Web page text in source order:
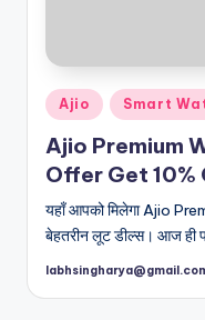
Posted
in
Ajio Smart
Ajio Premium
Offer Get 10%
यहाँ आपको मिलेगा Ajio
बेहतरीन लूट डील्स। आज ही
Posted